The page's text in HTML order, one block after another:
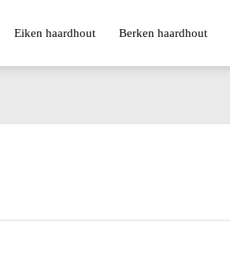
Eiken haardhout Berken haardhout